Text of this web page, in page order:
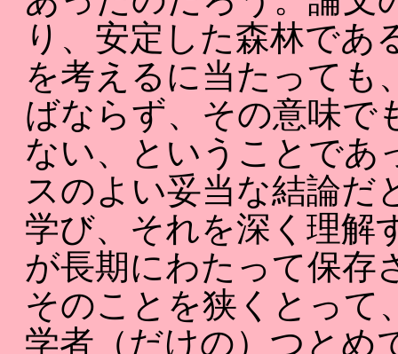
り、安定した森林であ
を考えるに当たっても
ばならず、その意味で
ない、ということであ
スのよい妥当な結論だ
学び、それを深く理解
が長期にわたって保存
そのことを狭くとって
学者（だけの）つとめ